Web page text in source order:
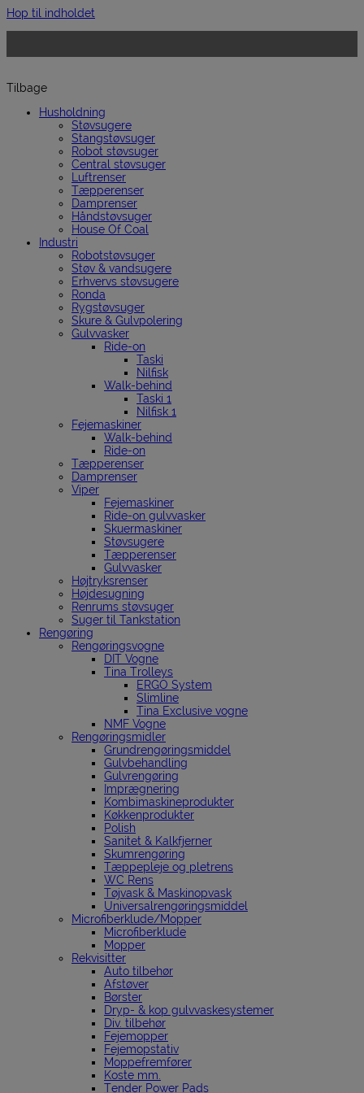
Hop til indholdet
Tilbage
Husholdning
Støvsugere
Stangstøvsuger
Robot støvsuger
Central støvsuger
Luftrenser
Tæpperenser
Damprenser
Håndstøvsuger
House Of Coal
Industri
Robotstøvsuger
Støv & vandsugere
Erhvervs støvsugere
Ronda
Rygstøvsuger
Skure & Gulvpolering
Gulvvasker
Ride-on
Taski
Nilfisk
Walk-behind
Taski 1
Nilfisk 1
Fejemaskiner
Walk-behind
Ride-on
Tæpperenser
Damprenser
Viper
Fejemaskiner
Ride-on gulvvasker
Skuermaskiner
Støvsugere
Tæpperenser
Gulvvasker
Højtryksrenser
Højdesugning
Renrums støvsuger
Suger til Tankstation
Rengøring
Rengøringsvogne
DIT Vogne
Tina Trolleys
ERGO System
Slimline
Tina Exclusive vogne
NMF Vogne
Rengøringsmidler
Grundrengøringsmiddel
Gulvbehandling
Gulvrengøring
Imprægnering
Kombimaskineprodukter
Køkkenprodukter
Polish
Sanitet & Kalkfjerner
Skumrengøring
Tæppepleje og pletrens
WC Rens
Tøjvask & Maskinopvask
Universalrengøringsmiddel
Microfiberklude/Mopper
Microfiberklude
Mopper
Rekvisitter
Auto tilbehør
Afstøver
Børster
Dryp- & kop gulvvaskesystemer
Div. tilbehør
Fejemopper
Fejemopstativ
Moppefremfører
Koste mm.
Tender Power Pads